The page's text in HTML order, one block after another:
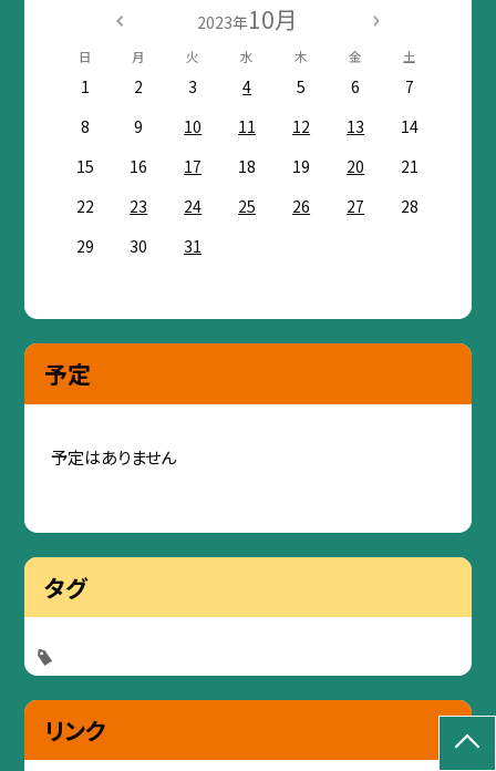
2023年10月
日 月 火 水 木 金 土
1 2 3 4 5 6
7
8
9 10 11 12 13
14
15
16 17 18 19 20
21
22
23 24 25 26 27
28
29
30 31
予定
予定はありません
タグ
リンク